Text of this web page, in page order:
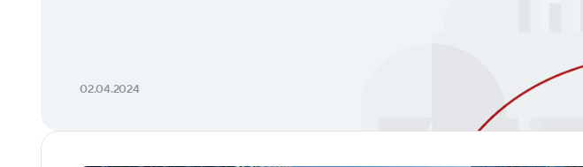
02.04.2024